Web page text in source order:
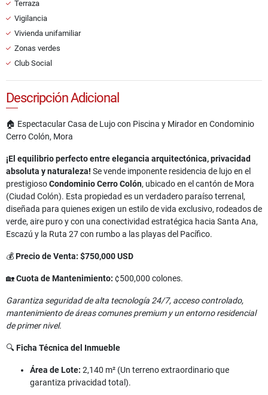
Terraza
Vigilancia
Vivienda unifamiliar
Zonas verdes
Club Social
Descripción Adicional
🏠 Espectacular Casa de Lujo con Piscina y Mirador en Condominio
Cerro Colón, Mora
¡El equilibrio perfecto entre elegancia arquitectónica, privacidad
absoluta y naturaleza! Se vende imponente residencia de lujo en el
prestigiosoCondominio Cerro Colón, ubicado en el cantón de Mora
(Ciudad Colón). Esta propiedad es un verdadero paraíso terrenal,
diseñada para quienes exigen un estilo de vida exclusivo, rodeados de
verde, aire puro y con una conectividad estratégica hacia Santa Ana,
Escazú y la Ruta 27 con rumbo a las playas del Pacífico.
💰Precio de Venta: $750,000 USD
🏡Cuota de Mantenimiento: ¢500,000 colones.
Garantiza seguridad de alta tecnología 24/7, acceso controlado,
mantenimiento de áreas comunes premium y un entorno residencial
de primer nivel.
🔍Ficha Técnica del Inmueble
Área de Lote: 2,140 m² (Un terreno extraordinario que
garantiza privacidad total).